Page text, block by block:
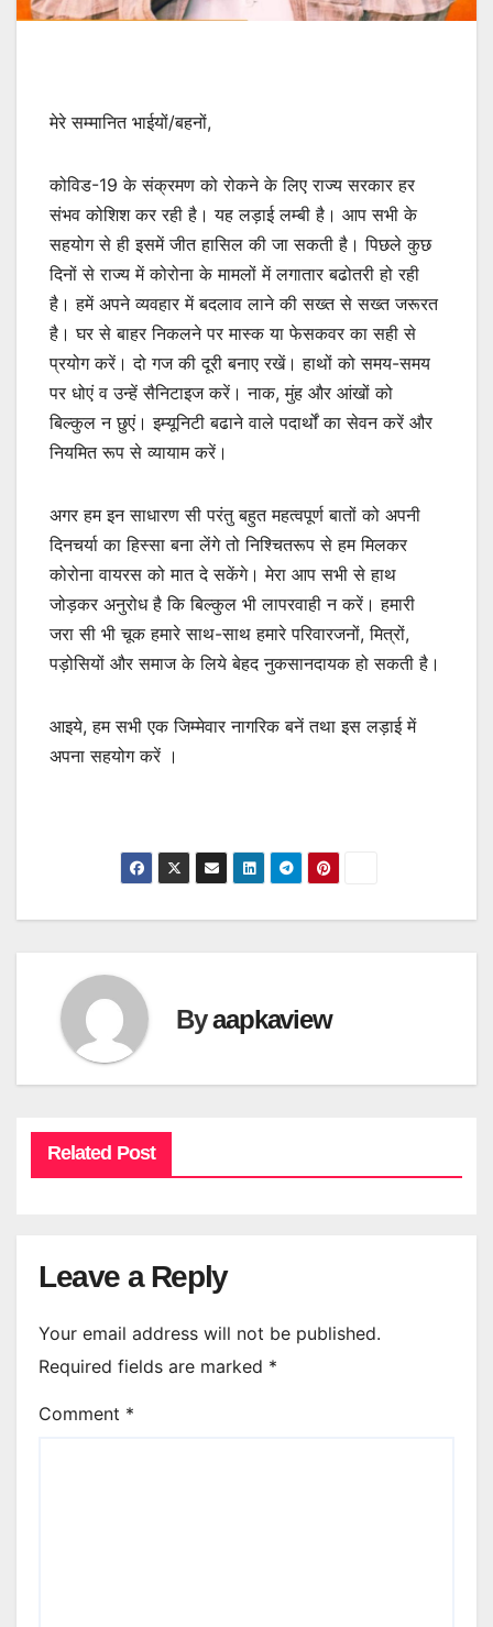
मेरे सम्मानित भाईयों/बहनों,
कोविड-19 के संक्रमण को रोकने के लिए राज्य सरकार हर
संभव कोशिश कर रही है। यह लड़ाई लम्बी है। आप सभी के
सहयोग से ही इसमें जीत हासिल की जा सकती है। पिछले कुछ
दिनों से राज्य में कोरोना के मामलों में लगातार बढोतरी हो रही
है। हमें अपने व्यवहार में बदलाव लाने की सख्त से सख्त जरूरत
है। घर से बाहर निकलने पर मास्क या फेसकवर का सही से
प्रयोग करें। दो गज की दूरी बनाए रखें। हाथों को समय-समय
पर धोएं व उन्हें सैनिटाइज करें। नाक, मुंह और आंखों को
बिल्कुल न छुएं। इम्यूनिटी बढाने वाले पदार्थों का सेवन करें और
नियमित रूप से व्यायाम करें।
अगर हम इन साधारण सी परंतु बहुत महत्वपूर्ण बातों को अपनी
दिनचर्या का हिस्सा बना लेंगे तो निश्चितरूप से हम मिलकर
कोरोना वायरस को मात दे सकेंगे। मेरा आप सभी से हाथ
जोड़कर अनुरोध है कि बिल्कुल भी लापरवाही न करें। हमारी
जरा सी भी चूक हमारे साथ-साथ हमारे परिवारजनों, मित्रों,
पड़ोसियों और समाज के लिये बेहद नुकसानदायक हो सकती है।
आइये, हम सभी एक जिम्मेवार नागरिक बनें तथा इस लड़ाई में
अपना सहयोग करें ।
Byaapkaview
Related Post
Leave a Reply
Your email address will not be published.
Required fields are marked *
Comment *